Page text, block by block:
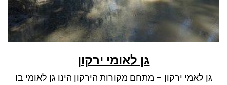
גן לאומי ירקון
גן לאמי ירקון – מתחם מקורות הירקון הינו גן לאומי בו